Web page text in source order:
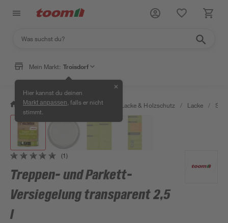
Mein Markt: Troisdorf
Hier kannst du deinen
Markt anpassen , falls er nicht
stimmt.
✕
/ Bauen & Renovieren / Farben, Lacke & Holzschutz / Lacke /
(1)
Treppen- und Parkett-
Versiegelung transparent 2,5
l